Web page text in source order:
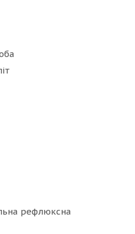
рефлюксна